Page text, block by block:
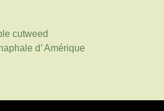
cutweed
d’ Amérique